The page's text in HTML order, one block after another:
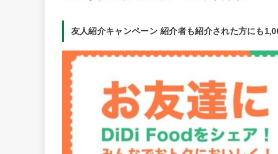
友人紹介キャンペーン 紹介者も紹介された方にも